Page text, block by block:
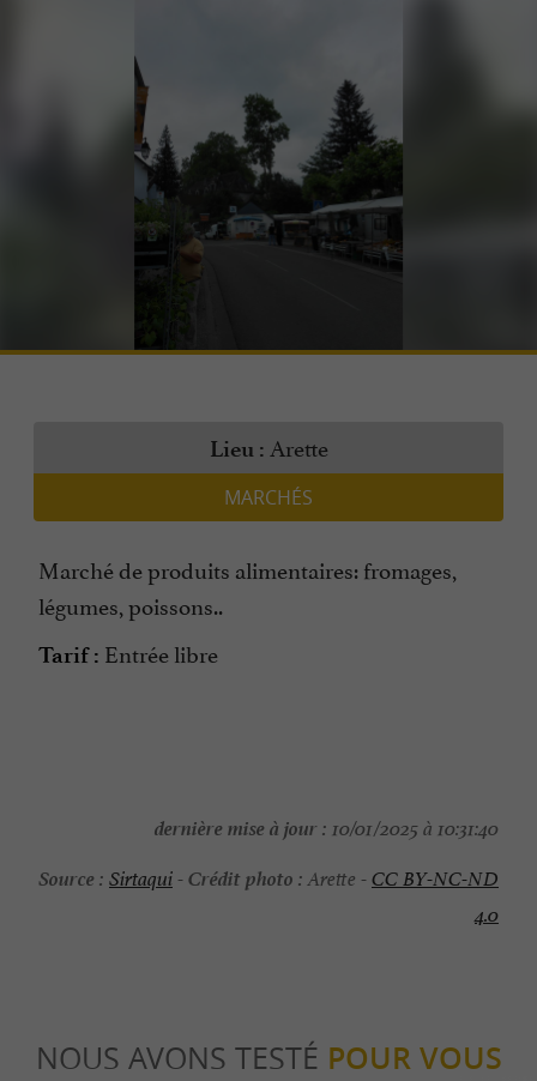
Lieu : Arette
MARCHÉS
Marché de produits alimentaires: fromages,
légumes, poissons..
Tarif : Entrée libre
dernière mise à jour : 10/01/2025 à 10:31:40
Source : Sirtaqui-Crédit photo :Arette -CC BY-NC-ND
4.0
NOUS AVONS TESTÉ POUR VOUS